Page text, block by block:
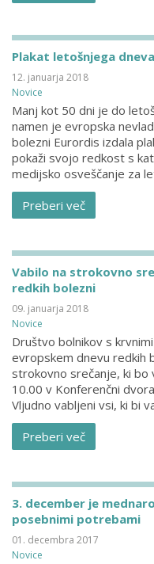
Plakat letošnjega
12. januarja 2018
Novice
Manj kot 50 dni je do
namen je evropska
bolezni Eurordis izdala
pokaži svojo redkost s
medijsko osveščanje za
Preberi več
Vabilo na strokovno
redkih bolezni
09. januarja 2018
Novice
Društvo bolnikov s
evropskem dnevu redkih
strokovno srečanje, ki
10.00 v Konferenčni
Vljudno vabljeni vsi, ki bi
Preberi več
3. december je
posebnimi potrebami
01. decembra 2017
Novice